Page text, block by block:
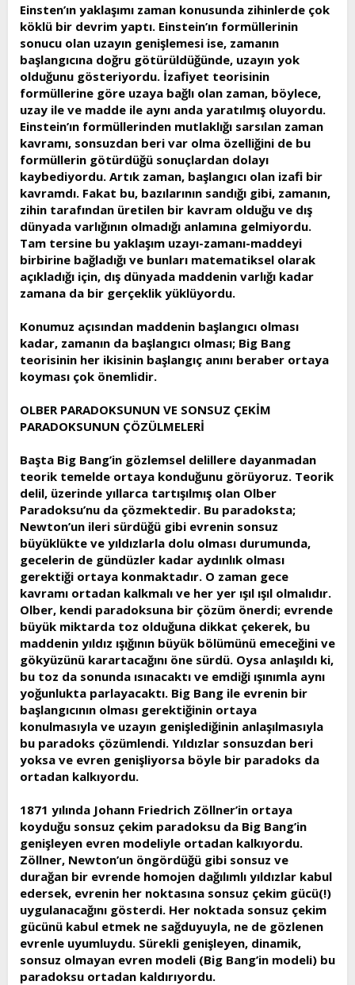
Einsten’ın yaklaşımı zaman konusunda zihinlerde çok
köklü bir devrim yaptı. Einstein’ın formüllerinin
sonucu olan uzayın genişlemesi ise, zamanın
başlangıcına doğru götürüldüğünde, uzayın yok
olduğunu gösteriyordu. İzafiyet teorisinin
formüllerine göre uzaya bağlı olan zaman, böylece,
uzay ile ve madde ile aynı anda yaratılmış oluyordu.
Einstein’ın formüllerinden mutlaklığı sarsılan zaman
kavramı, sonsuzdan beri var olma özelliğini de bu
formüllerin götürdüğü sonuçlardan dolayı
kaybediyordu. Artık zaman, başlangıcı olan izafi bir
kavramdı. Fakat bu, bazılarının sandığı gibi, zamanın,
zihin tarafından üretilen bir kavram olduğu ve dış
dünyada varlığının olmadığı anlamına gelmiyordu.
Tam tersine bu yaklaşım uzayı-zamanı-maddeyi
birbirine bağladığı ve bunları matematiksel olarak
açıkladığı için, dış dünyada maddenin varlığı kadar
zamana da bir gerçeklik yüklüyordu.
Konumuz açısından maddenin başlangıcı olması
kadar, zamanın da başlangıcı olması; Big Bang
teorisinin her ikisinin başlangıç anını beraber ortaya
koyması çok önemlidir.
OLBER PARADOKSUNUN VE SONSUZ ÇEKİM
PARADOKSUNUN ÇÖZÜLMELERİ
Başta Big Bang’in gözlemsel delillere dayanmadan
teorik temelde ortaya konduğunu görüyoruz. Teorik
delil, üzerinde yıllarca tartışılmış olan Olber
Paradoksu’nu da çözmektedir. Bu paradoksta;
Newton’un ileri sürdüğü gibi evrenin sonsuz
büyüklükte ve yıldızlarla dolu olması durumunda,
gecelerin de gündüzler kadar aydınlık olması
gerektiği ortaya konmaktadır. O zaman gece
kavramı ortadan kalkmalı ve her yer ışıl ışıl olmalıdır.
Olber, kendi paradoksuna bir çözüm önerdi; evrende
büyük miktarda toz olduğuna dikkat çekerek, bu
maddenin yıldız ışığının büyük bölümünü emeceğini ve
gökyüzünü karartacağını öne sürdü. Oysa anlaşıldı ki,
bu toz da sonunda ısınacaktı ve emdiği ışınımla aynı
yoğunlukta parlayacaktı. Big Bang ile evrenin bir
başlangıcının olması gerektiğinin ortaya
konulmasıyla ve uzayın genişlediğinin anlaşılmasıyla
bu paradoks çözümlendi. Yıldızlar sonsuzdan beri
yoksa ve evren genişliyorsa böyle bir paradoks da
ortadan kalkıyordu.
1871 yılında Johann Friedrich Zöllner’in ortaya
koyduğu sonsuz çekim paradoksu da Big Bang’in
genişleyen evren modeliyle ortadan kalkıyordu.
Zöllner, Newton’un öngördüğü gibi sonsuz ve
durağan bir evrende homojen dağılımlı yıldızlar kabul
edersek, evrenin her noktasına sonsuz çekim gücü(!)
uygulanacağını gösterdi. Her noktada sonsuz çekim
gücünü kabul etmek ne sağduyuyla, ne de gözlenen
evrenle uyumluydu. Sürekli genişleyen, dinamik,
sonsuz olmayan evren modeli (Big Bang’in modeli) bu
paradoksu ortadan kaldırıyordu.